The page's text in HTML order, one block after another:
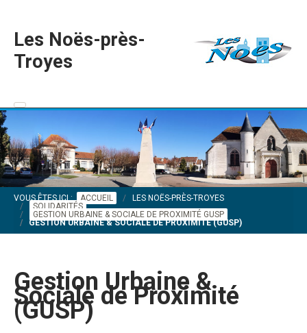
Les Noës-près-
Troyes
VOUS ÊTES ICI : ACCUEIL
LES NOËS-PRÈS-TROYES
SOLIDARITÉS
GESTION URBAINE & SOCIALE DE PROXIMITÉ GUSP
GESTION URBAINE & SOCIALE DE PROXIMITÉ (GUSP)
Gestion Urbaine &
Sociale de Proximité
(GUSP)